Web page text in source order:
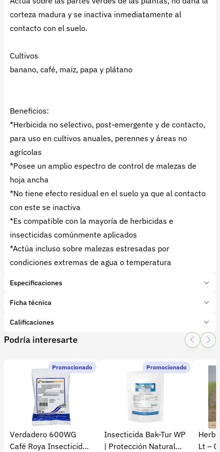
corteza madura y se inactiva inmediatamente al
contacto con el suelo.
Cultivos
banano, café, maíz, papa y plátano
Beneficios:
*Herbicida no selectivo, post-emergente y de contacto,
para uso en cultivos anuales, perennes y áreas no
agrícolas
*Posee un amplio espectro de control de malezas de
hoja ancha
*No tiene efecto residual en el suelo ya que al contacto
con este se inactiva
*Es compatible con la mayoría de herbicidas e
insecticidas comúnmente aplicados
*Actúa incluso sobre malezas estresadas por
condiciones extremas de agua o temperatura
Especificaciones
Marca: Adama
Tipo de producto:
Subcategoría:Herbicidas
Maleza que ataca:
Ingredientes Activos:
Ficha técnica
Calificaciones
1 Star
2 Star
3 Star4 Star
0 calificaciones
5 Estrellas
4 Estrellas
0 %
3 Estrellas
Podría interesarte
Promocionado
Verdadero 600WG
Café Roya Insecticida
Promocionado
Insecticida Bak-Tur WP
| Protección Natural
Lt –